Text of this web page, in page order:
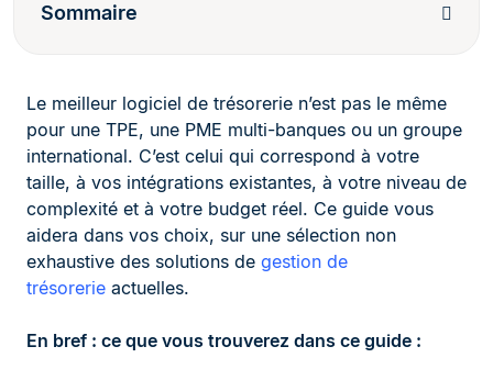
Sommaire
Le meilleur logiciel de trésorerie n’est pas le même
pour une TPE, une PME multi-banques ou un groupe
international. C’est celui qui correspond à votre
taille, à vos intégrations existantes, à votre niveau de
complexité et à votre budget réel. Ce guide vous
aidera dans vos choix, sur une sélection non
exhaustive des solutions de gestion de
trésorerie actuelles.
En bref : ce que vous trouverez dans ce guide :